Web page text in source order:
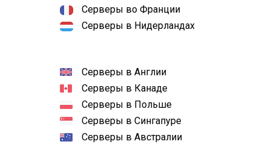
Серверы во Франции
Серверы в Нидерландах
Серверы в Англии
Серверы в Канаде
Серверы в Польше
Серверы в Сингапуре
Серверы в Австралии